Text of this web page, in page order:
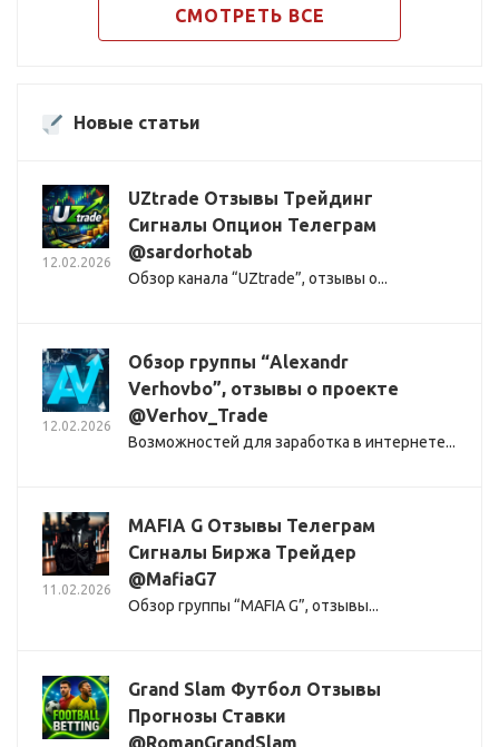
СМОТРЕТЬ ВСЕ
Новые статьи
12.02.2026
UZtrade Отзывы Трейдинг
Сигналы Опцион Телеграм
@sardorhotab
Обзор канала “UZtrade”, отзывы о...
12.02.2026
Обзор группы “Alexandr
Verhovbo”, отзывы о проекте
@Verhov_Trade
Возможностей для заработка в интернете...
11.02.2026
MAFIA G Отзывы Телеграм
Сигналы Биржа Трейдер
@MafiaG7
Обзор группы “MAFIA G”, отзывы...
Grand Slam Футбол Отзывы
Прогнозы Ставки
@RomanGrandSlam